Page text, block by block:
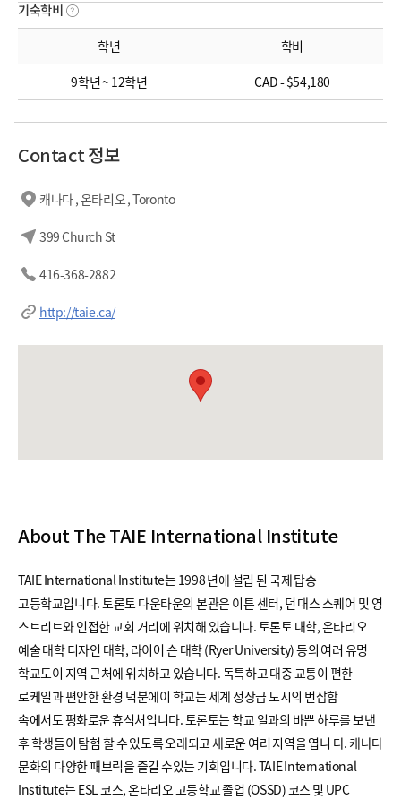
기숙학비
학년
학비
9학년 ~ 12학년
CAD - $54,180
Contact 정보
캐나다 , 온타리오 , Toronto
399 Church St
416-368-2882
http://taie.ca/
About The TAIE International Institute
TAIE International Institute는 1998 년에 설립 된 국제 탑승
고등학교입니다. 토론토 다운타운의 본관은 이튼 센터, 던 대스 스퀘어 및 영
스트리트와 인접한 교회 거리에 위치해 있습니다. 토론토 대학, 온타리오
예술 대학 디자인 대학, 라이어 슨 대학 (Ryer University) 등의 여러 유명
학교도이 지역 근처에 위치하고 있습니다. 독특하고 대중 교통이 편한
로케일과 편안한 환경 덕분에이 학교는 세계 정상급 도시의 번잡함
속에서도 평화로운 휴식처입니다. 토론토는 학교 일과의 바쁜 하루를 보낸
후 학생들이 탐험 할 수 있도록 오래되고 새로운 여러 지역을 엽니 다. 캐나다
문화의 다양한 패브릭을 즐길 수있는 기회입니다. TAIE International
Institute는 ESL 코스, 온타리오 고등학교 졸업 (OSSD) 코스 및 UPC